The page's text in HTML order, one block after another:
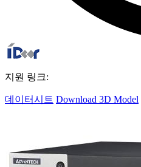
지원 링크:
데이터시트 Download 3D Model